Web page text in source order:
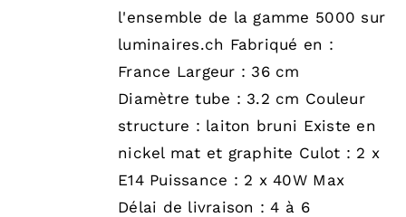
l'ensemble de la gamme 5000 sur
luminaires.ch Fabriqué en :
France Largeur : 36 cm
Diamètre tube : 3.2 cm Couleur
structure : laiton bruni Existe en
nickel mat et graphite Culot : 2 x
E14 Puissance : 2 x 40W Max
Délai de livraison : 4 à 6